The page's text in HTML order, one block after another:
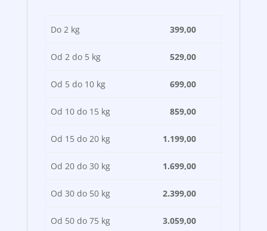
Do 2 kg 399,00
Od 2 do 5 kg 529,00
Od 5 do 10 kg 699,00
Od 10 do 15 kg 859,00
Od 15 do 20 kg 1.199,00
Od 20 do 30 kg 1.699,00
Od 30 do 50 kg 2.399,00
Od 50 do 75 kg 3.059,00